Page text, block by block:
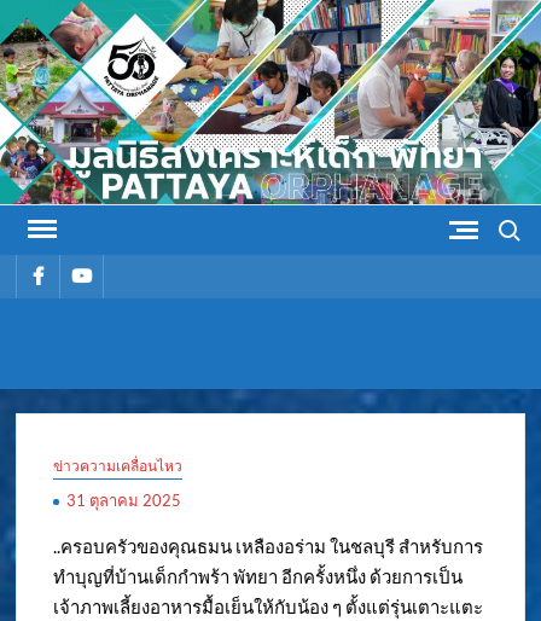
Skip
to
content
รายการรายการ
สงเคราะห์
ข่าวความเคลื่อนไหว
31 ตุลาคม 2025
..ครอบครัวของคุณธมน เหลืองอร่าม ในชลบุรี สำหรับการ
ทำบุญที่บ้านเด็กกำพร้า พัทยา อีกครั้งหนึ่ง ด้วยการเป็น
เจ้าภาพเลี้ยงอาหารมื้อเย็นให้กับน้อง ๆ ตั้งแต่รุ่นเตาะแตะ